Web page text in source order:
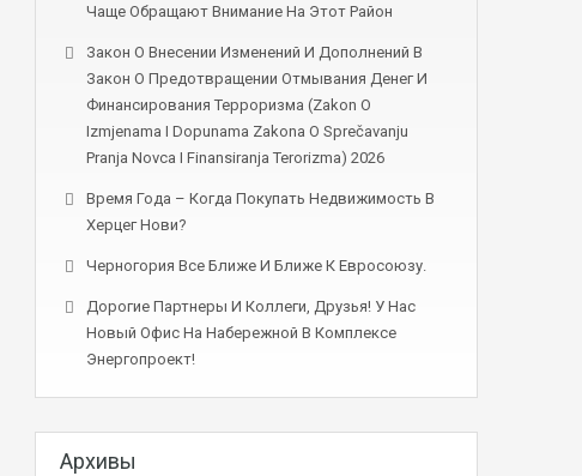
Чаще Обращают Внимание На Этот Район
Закон О Внесении Изменений И Дополнений В
Закон О Предотвращении Отмывания Денег И
Финансирования Терроризма (Zakon O
Izmjenama I Dopunama Zakona O Sprečavanju
Pranja Novca I Finansiranja Terorizma) 2026
Время Года – Когда Покупать Недвижимость В
Херцег Нови?
Черногория Все Ближе И Ближе К Евросоюзу.
Дорогие Партнеры И Коллеги, Друзья! У Нас
Новый Офис На Набережной В Комплексе
Энергопроект!
Архивы